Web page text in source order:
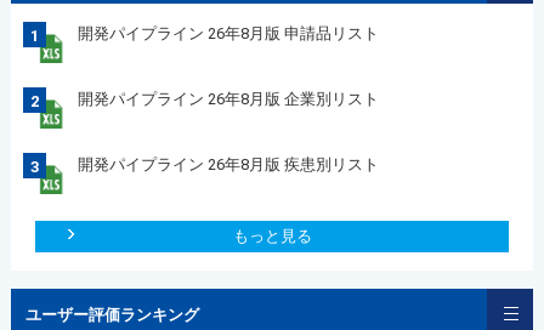
1 開発パイプライン 26年8月版 申請品リスト
2 開発パイプライン 26年8月版 企業別リスト
3 開発パイプライン 26年8月版 疾患別リスト
もっと見る
ユーザー評価ランキング